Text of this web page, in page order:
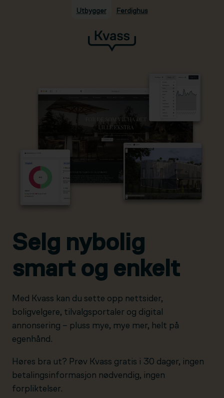
Hopp til hovedinnhold
Utbygger Ferdighus
Selg nybolig
smart og enkelt
Med Kvass kan du sette opp nettsider,
boligvelgere, tilvalgsportaler og digital
annonsering – pluss mye, mye mer, helt på
egenhånd.
Høres bra ut? Prøv Kvass gratis i 30 dager, ingen
betalingsinformasjon nødvendig, ingen
forpliktelser.